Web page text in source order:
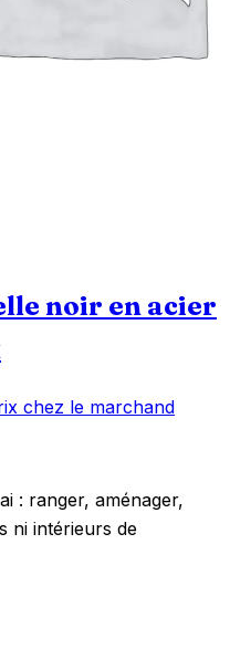
noir en acier
chez le marchand
: ranger, aménager,
ni intérieurs de